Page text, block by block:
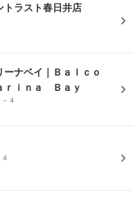
ラスト春日井店
ナベイ｜Ｂａｌｃｏ
ｉｎａ Ｂａｙ
４